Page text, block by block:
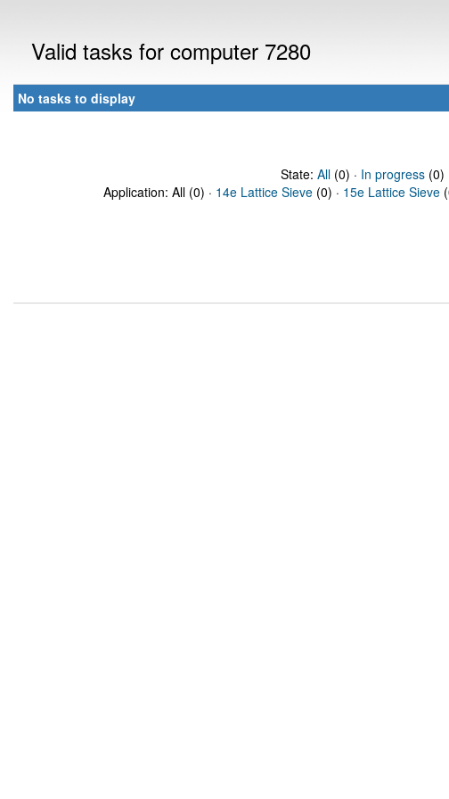
Valid tasks for computer 7280
No tasks to display
State: All(0) · In progress(0)
Application: All (0) · 14e Lattice Sieve (0) · 15e Lattice Sieve